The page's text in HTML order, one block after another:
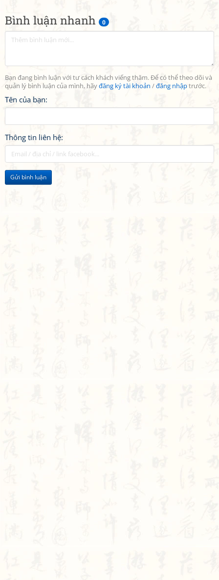
Bình luận nhanh 0
Bạn đang bình luận với tư cách khách viếng thăm. Để có thể theo dõi và
quản lý bình luận của mình, hãyđăng ký tài khoản /đăng nhậptrước.
Tên của bạn:
Thông tin liên hệ:
Gửi bình luận